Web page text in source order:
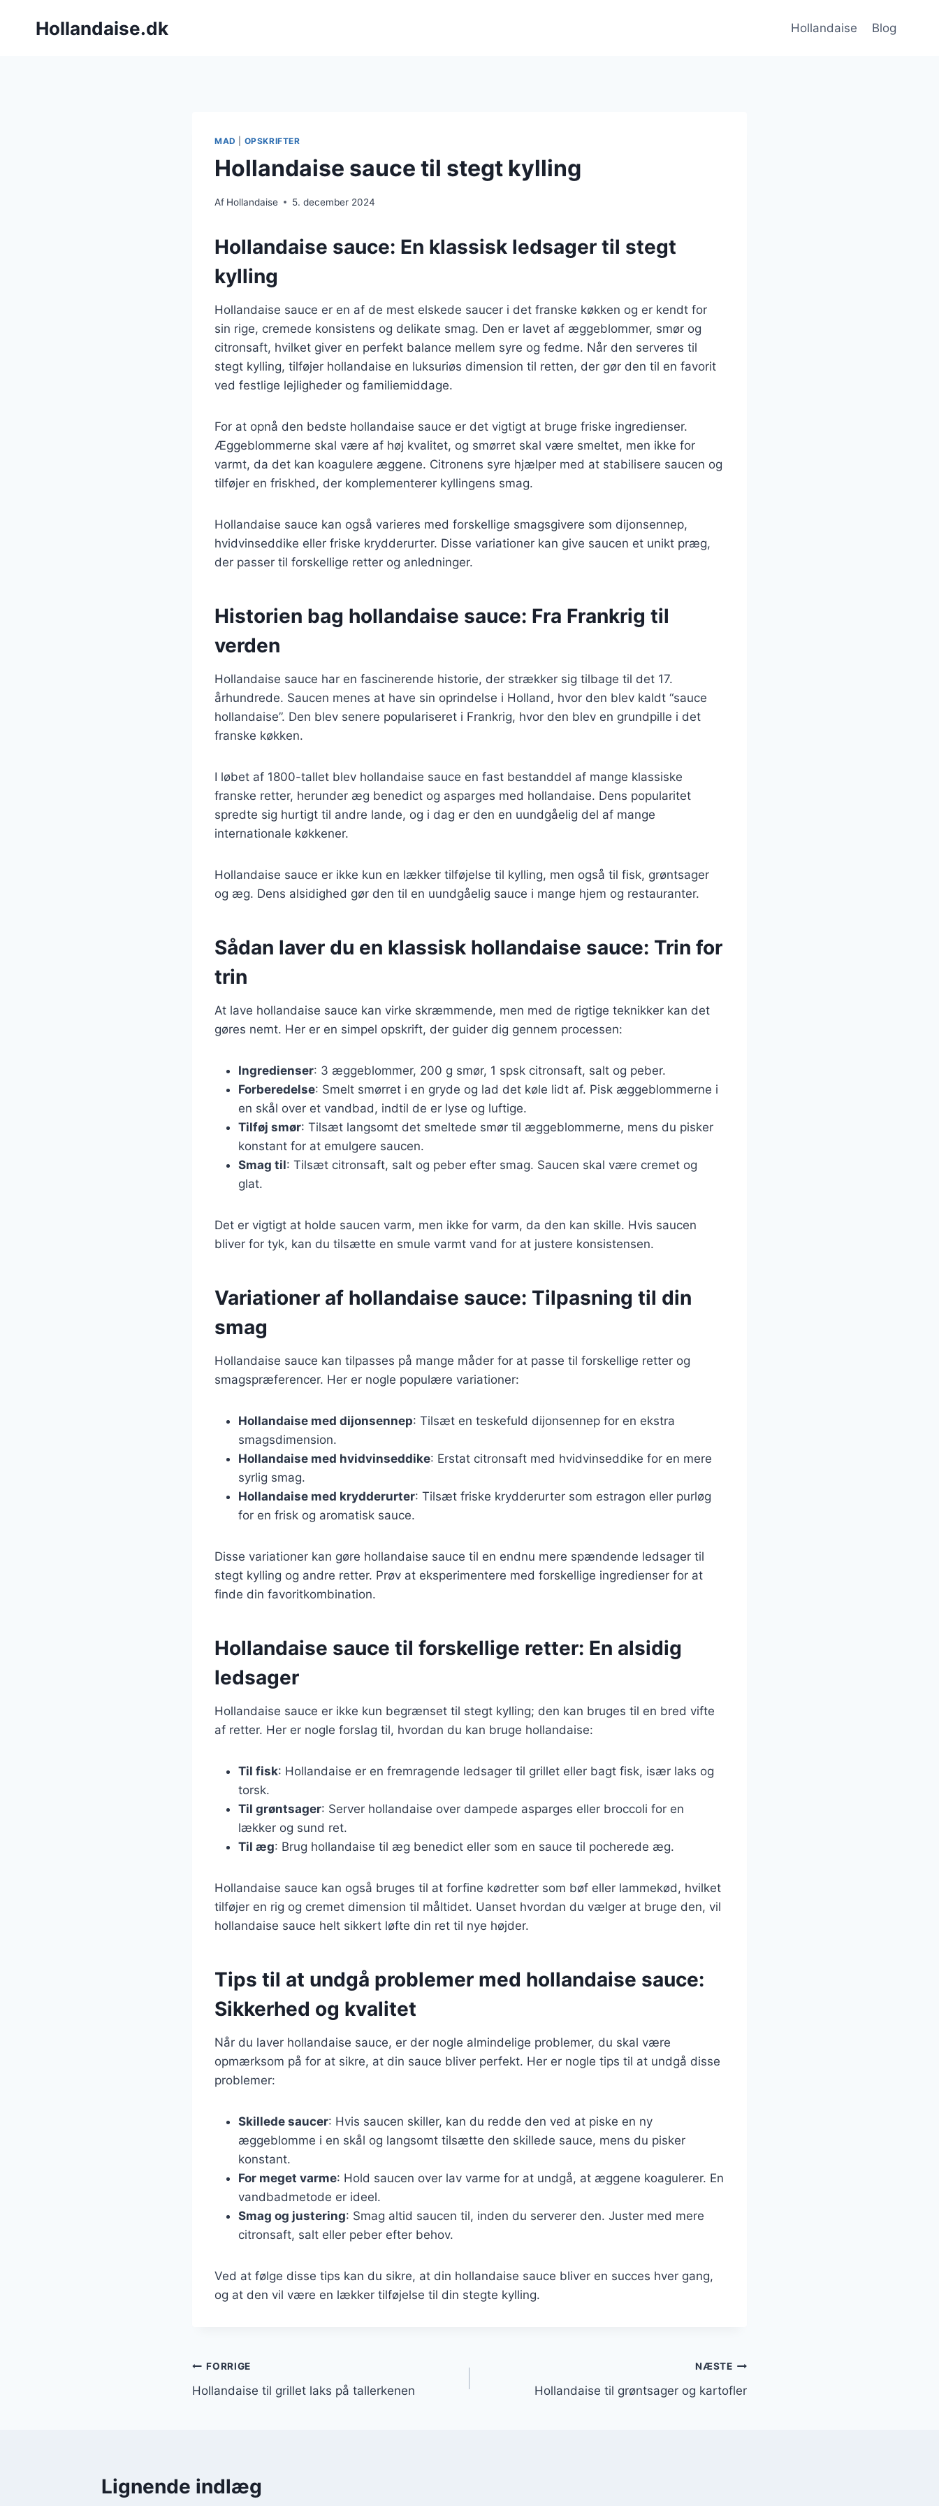
Hollandaise.dk Hollandaise Blog
MAD OPSKRIFTER
Hollandaise sauce til stegt kylling
Af Hollandaise 5. december 2024
Hollandaise sauce: En klassisk ledsager til stegt
kylling
Hollandaise sauce er en af de mest elskede saucer i det franske køkken og er kendt for
sin rige, cremede konsistens og delikate smag. Den er lavet af æggeblommer, smør og
citronsaft, hvilket giver en perfekt balance mellem syre og fedme. Når den serveres til
stegt kylling, tilføjer hollandaise en luksuriøs dimension til retten, der gør den til en favorit
ved festlige lejligheder og familiemiddage.
For at opnå den bedste hollandaise sauce er det vigtigt at bruge friske ingredienser.
Æggeblommerne skal være af høj kvalitet, og smørret skal være smeltet, men ikke for
varmt, da det kan koagulere æggene. Citronens syre hjælper med at stabilisere saucen og
tilføjer en friskhed, der komplementerer kyllingens smag.
Hollandaise sauce kan også varieres med forskellige smagsgivere som dijonsennep,
hvidvinseddike eller friske krydderurter. Disse variationer kan give saucen et unikt præg,
der passer til forskellige retter og anledninger.
Historien bag hollandaise sauce: Fra Frankrig til
verden
Hollandaise sauce har en fascinerende historie, der strækker sig tilbage til det 17.
århundrede. Saucen menes at have sin oprindelse i Holland, hvor den blev kaldt “sauce
hollandaise”. Den blev senere populariseret i Frankrig, hvor den blev en grundpille i det
franske køkken.
I løbet af 1800-tallet blev hollandaise sauce en fast bestanddel af mange klassiske
franske retter, herunder æg benedict og asparges med hollandaise. Dens popularitet
spredte sig hurtigt til andre lande, og i dag er den en uundgåelig del af mange
internationale køkkener.
Hollandaise sauce er ikke kun en lækker tilføjelse til kylling, men også til fisk, grøntsager
og æg. Dens alsidighed gør den til en uundgåelig sauce i mange hjem og restauranter.
Sådan laver du en klassisk hollandaise sauce: Trin for
trin
At lave hollandaise sauce kan virke skræmmende, men med de rigtige teknikker kan det
gøres nemt. Her er en simpel opskrift, der guider dig gennem processen:
Ingredienser: 3 æggeblommer, 200 g smør, 1 spsk citronsaft, salt og peber.
Forberedelse: Smelt smørret i en gryde og lad det køle lidt af. Pisk æggeblommerne i
en skål over et vandbad, indtil de er lyse og luftige.
Tilføj smør: Tilsæt langsomt det smeltede smør til æggeblommerne, mens du pisker
konstant for at emulgere saucen.
Smag til: Tilsæt citronsaft, salt og peber efter smag. Saucen skal være cremet og
glat.
Det er vigtigt at holde saucen varm, men ikke for varm, da den kan skille. Hvis saucen
bliver for tyk, kan du tilsætte en smule varmt vand for at justere konsistensen.
Variationer af hollandaise sauce: Tilpasning til din
smag
Hollandaise sauce kan tilpasses på mange måder for at passe til forskellige retter og
smagspræferencer. Her er nogle populære variationer:
Hollandaise med dijonsennep: Tilsæt en teskefuld dijonsennep for en ekstra
smagsdimension.
Hollandaise med hvidvinseddike: Erstat citronsaft med hvidvinseddike for en mere
syrlig smag.
Hollandaise med krydderurter: Tilsæt friske krydderurter som estragon eller purløg
for en frisk og aromatisk sauce.
Disse variationer kan gøre hollandaise sauce til en endnu mere spændende ledsager til
stegt kylling og andre retter. Prøv at eksperimentere med forskellige ingredienser for at
finde din favoritkombination.
Hollandaise sauce til forskellige retter: En alsidig
ledsager
Hollandaise sauce er ikke kun begrænset til stegt kylling; den kan bruges til en bred vifte
af retter. Her er nogle forslag til, hvordan du kan bruge hollandaise:
Til fisk: Hollandaise er en fremragende ledsager til grillet eller bagt fisk, især laks og
torsk.
Til grøntsager: Server hollandaise over dampede asparges eller broccoli for en
lækker og sund ret.
Til æg: Brug hollandaise til æg benedict eller som en sauce til pocherede æg.
Hollandaise sauce kan også bruges til at forfine kødretter som bøf eller lammekød, hvilket
tilføjer en rig og cremet dimension til måltidet. Uanset hvordan du vælger at bruge den, vil
hollandaise sauce helt sikkert løfte din ret til nye højder.
Tips til at undgå problemer med hollandaise sauce:
Sikkerhed og kvalitet
Når du laver hollandaise sauce, er der nogle almindelige problemer, du skal være
opmærksom på for at sikre, at din sauce bliver perfekt. Her er nogle tips til at undgå disse
problemer:
Skillede saucer: Hvis saucen skiller, kan du redde den ved at piske en ny
æggeblomme i en skål og langsomt tilsætte den skillede sauce, mens du pisker
konstant.
For meget varme: Hold saucen over lav varme for at undgå, at æggene koagulerer. En
vandbadmetode er ideel.
Smag og justering: Smag altid saucen til, inden du serverer den. Juster med mere
citronsaft, salt eller peber efter behov.
Ved at følge disse tips kan du sikre, at din hollandaise sauce bliver en succes hver gang,
og at den vil være en lækker tilføjelse til din stegte kylling.
Indlægsnavigation
FORRIGE
Hollandaise til grillet laks på tallerkenen
NÆSTE
Hollandaise til grøntsager og kartofler
Lignende indlæg